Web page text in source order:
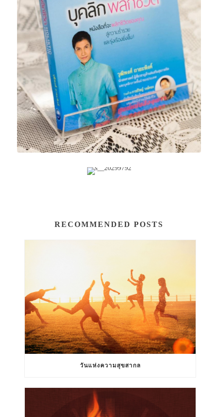
RECOMMENDED POSTS
วันแห่งความสุขสากล